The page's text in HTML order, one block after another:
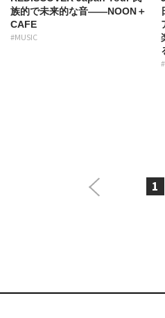
族的で未来的な音——NOON＋
CAFE
#MUSIC
1